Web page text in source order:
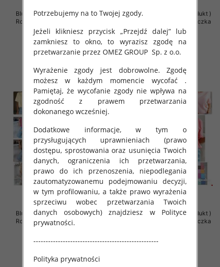
Bluzki damskie (Polska produkt )
Roz Standard , Mix Kolor Paczka
5 szt
36.00 zł
szczegóły
Bluzki damskie (Polska produkt )
Roz Standard , Mix Kolor Paczka
5 szt
36.00 zł
szczegóły
Bluzki damskie (Polska produkt )
Roz Standard , Mix Kolor Paczka
36.00 zł
szczegóły
Bluzki damskie (Polska produkt )
Roz Standard , Mix Kolor Paczka
36.00 zł
Potrzebujemy na to Twojej zgody.
Jeżeli klikniesz przycisk „Przejdź dalej” lub
zamkniesz to okno, to wyrazisz zgodę na
przetwarzanie przez OMEZ GROUP Sp. z o.o.
Wyrażenie zgody jest dobrowolne. Zgodę
możesz w każdym momencie wycofać .
Pamiętaj, że wycofanie zgody nie wpływa na
zgodność z prawem przetwarzania
dokonanego wcześniej.
Dodatkowe informacje, w tym o
przysługujących uprawnieniach (prawo
dostępu, sprostowania oraz usunięcia Twoich
danych, ograniczenia ich przetwarzania,
prawo do ich przenoszenia, niepodlegania
zautomatyzowanemu podejmowaniu decyzji,
w tym profilowaniu, a także prawo wyrażenia
sprzeciwu wobec przetwarzania Twoich
danych osobowych) znajdziesz w Polityce
prywatności.
---------------------------------------------------
Polityka prywatności